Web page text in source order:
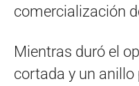
comercialización
Mientras duró el
cortada y un anillo